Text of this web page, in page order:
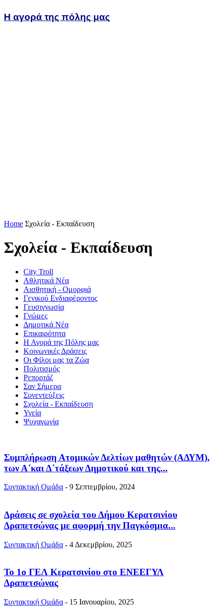
Η αγορά της πόλης μας
Home Σχολεία - Εκπαίδευση
Σχολεία - Εκπαίδευση
City Troll
Αθλητικά Νέα
Αισθητική - Ομορφιά
Γενικού Ενδιαφέροντος
Γευσιγνωσία
Γνώμες
Δημοτικά Νέα
Επικαιρότητα
Η Αγορά της Πόλης μας
Κοινωνικές Δράσεις
Οι Φίλοι μας τα Ζώα
Πολιτισμός
Ρεπορτάζ
Σαν Σήμερα
Συνεντεύξεις
Σχολεία - Εκπαίδευση
Υγεία
Ψυχαγωγία
Συμπλήρωση Ατομικών Δελτίων μαθητών (ΑΔΥΜ),
των Α΄και Δ΄τάξεων Δημοτικού και της...
Συντακτική Ομάδα - 9 Σεπτεμβρίου, 2024
Δράσεις σε σχολεία του Δήμου Κερατσινίου
Δραπετσώνας με αφορμή την Παγκόσμια...
Συντακτική Ομάδα - 4 Δεκεμβρίου, 2025
Το 1ο ΓΕΛ Κερατσινίου στο ΕΝΕΕΓΥΛ
Δραπετσώνας
Συντακτική Ομάδα - 15 Ιανουαρίου, 2025